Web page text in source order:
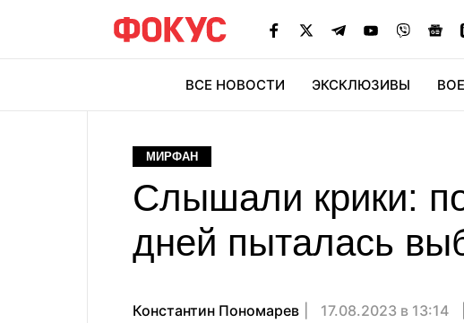
ВСЕ НОВОСТИ ЭКСКЛЮЗИВЫ
МИРФАН
Слышали крики:
дней пыталась
Константин Пономарев 17.08.2023 в 13:14